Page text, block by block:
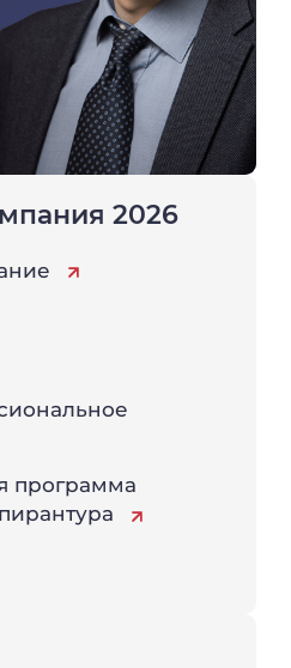
2026
программа